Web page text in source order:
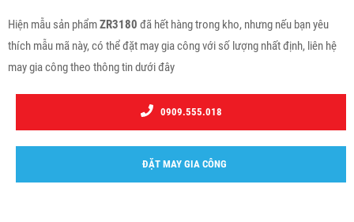
Hiện mẫu sản phẩmZR3180 đã hết hàng trong kho, nhưng nếu bạn yêu
thích mẫu mã này, có thể đặt may gia công với số lượng nhất định, liên hệ
may gia công theo thông tin dưới đây
0909.555.018
ĐẶT MAY GIA CÔNG